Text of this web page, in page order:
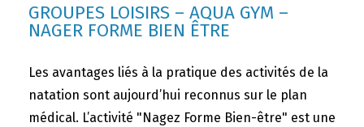
GROUPES LOISIRS – AQUA GYM –
NAGER FORME BIEN ÊTRE
Les avantages liés à la pratique des activités de la
natation sont aujourd’hui reconnus sur le plan
médical. L’activité "Nagez Forme Bien-être" est une